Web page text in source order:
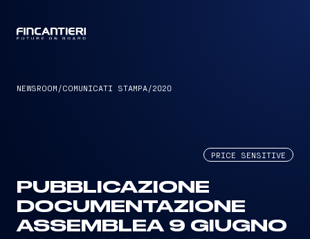
NEWSROOM /COMUNICATI STAMPA/2020
PRICE SENSITIVE
PUBBLICAZIONE
DOCUMENTAZIONE
ASSEMBLEA 9 GIUGNO